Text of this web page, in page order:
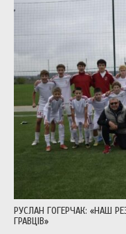
РУСЛАН ГОГЕРЧАК: «НАШ
ГРАВЦІВ»